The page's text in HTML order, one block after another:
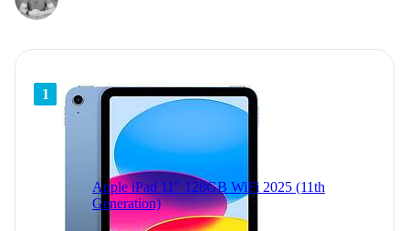
1
Apple iPad 11" 128GB WiFi 2025 (11th
Generation)